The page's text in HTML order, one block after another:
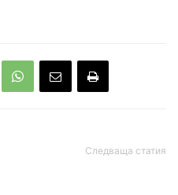
Следваща статия